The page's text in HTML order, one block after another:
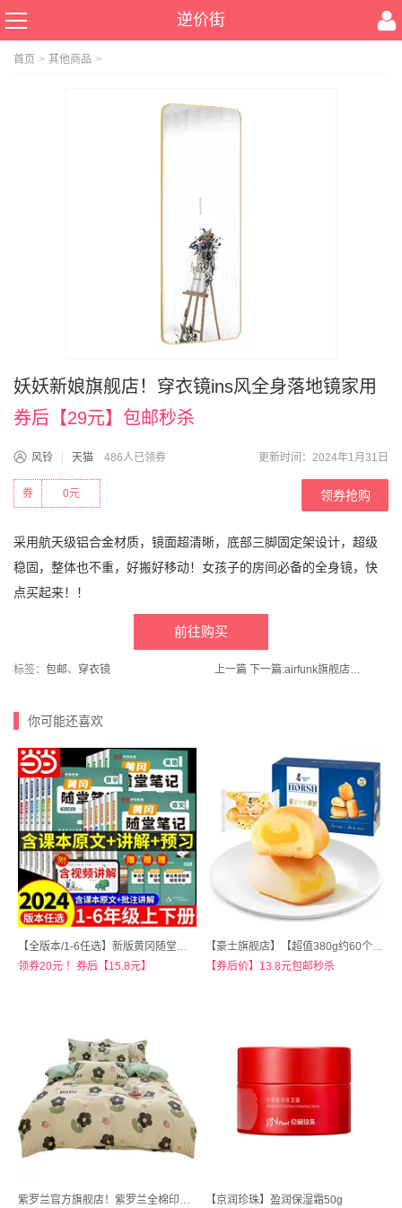
逆价街
首页 > 其他商品 >
妖妖新娘旗舰店！穿衣镜ins风全身落地镜家用
券后【29元】包邮秒杀
风铃 天猫 486人已领券 更新时间：2024年1月31日
0元
券 领券抢购
采用航天级铝合金材质，镜面超清晰，底部三脚固定架设计，超级
稳固，整体也不重，好搬好移动！女孩子的房间必备的全身镜，快
点买起来！！
前往购买
标签： 包邮、 穿衣镜 上一篇 下一篇: airfunk旗舰店！椰放空气清新剂厕所清香剂厕所除臭神器
你可能还喜欢
【全版本/1-6任选】新版黄冈随堂笔记
领券20元 ！券后【15.8元】
【豪士旗舰店】【超值380g约60个】豪士小小面包
【券后价】13.8元包邮秒杀
紫罗兰官方旗舰店！紫罗兰全棉印花床上用品三四件套 【京润珍珠】盈润保湿霜50g